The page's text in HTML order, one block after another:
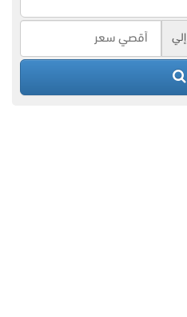
إلي